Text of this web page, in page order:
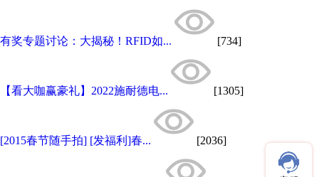
有奖专题讨论：大揭秘！RFID如... [734]
【看大咖赢豪礼】2022施耐德电... [1305]
[2015春节随手拍] [发福利]春... [2036]